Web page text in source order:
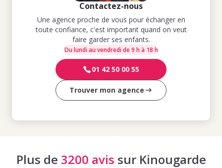
Contactez-nous
Une agence proche de vous pour échanger en
toute confiance, c'est important quand on veut
faire garder ses enfants.
Du lundi au vendredi de 9 h à 18 h
01 42 50 00 55
Trouver mon agence
Plus de 3200 avis sur Kinougarde